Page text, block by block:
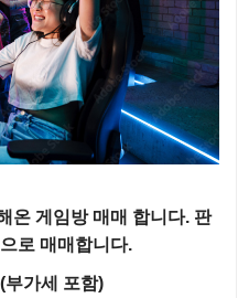
온 게임방 매매 합니다. 판
로 매매합니다.
부가세 포함)